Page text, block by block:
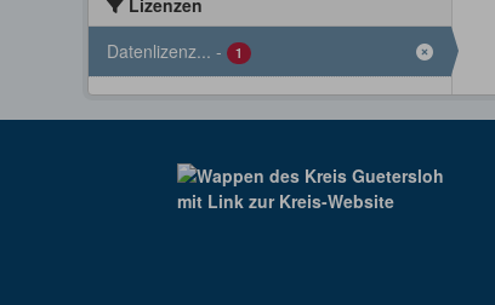
Lizenzen
Datenlizenz... - 1